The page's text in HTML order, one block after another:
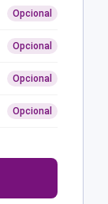
Opcional
Opcional
Opcional
Opcional